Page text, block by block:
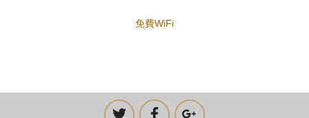
免費WiFi